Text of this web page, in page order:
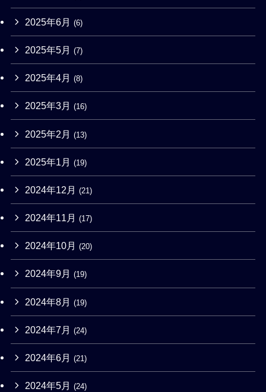
2025年6月 (6)
2025年5月 (7)
2025年4月 (8)
2025年3月 (16)
2025年2月 (13)
2025年1月 (19)
2024年12月 (21)
2024年11月 (17)
2024年10月 (20)
2024年9月 (19)
2024年8月 (19)
2024年7月 (24)
2024年6月 (21)
2024年5月 (24)